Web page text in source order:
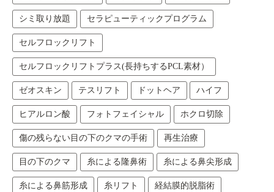
シミ取り放題 セラピューティックプログラム
セルフロックリフト
セルフロックリフトプラス(長持ちするPCL素材）
ゼオスキン テスリフト ドットヘア ハイフ
ヒアルロン酸 フォトフェイシャル ホクロ切除
傷の残らない目の下のクマの手術 再生治療
目の下のクマ 糸による隆鼻術 糸による鼻尖形成
糸による鼻筋形成 糸リフト 経結膜的脱脂術